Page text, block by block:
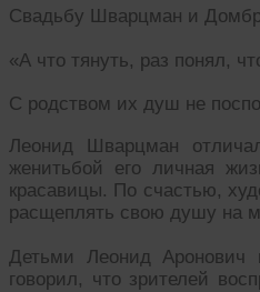
Свадьбу Шварцман и
«А что тянуть, раз понял,
С родством их душ не
Леонид Шварцман
женитьбой его личная
красавицы. По счастью,
расщеплять свою душу на
Детьми Леонид Аронович
говорил, что зрителей